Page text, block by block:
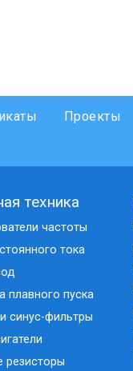
Проекты
техника
частоты
тока
плавного пуска
синус-фильтры
резисторы